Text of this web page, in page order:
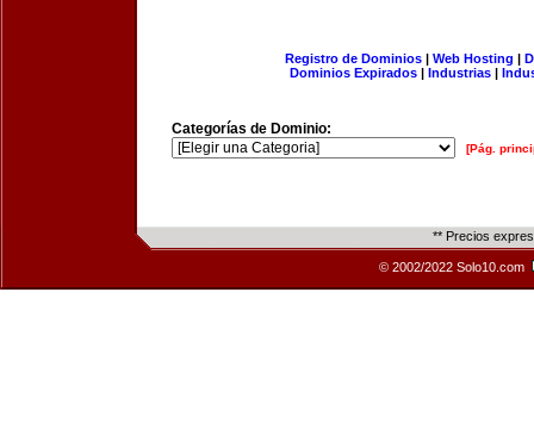
Registro de Dominios| Web Hosting |
Dominios Expirados | Industrias |
Categorías de Dominio:
[Pág.
** Precios
© 2002/2022 Solo10.com